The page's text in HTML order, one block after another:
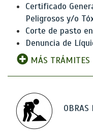
Certificado
Peligrosos y/o
Corte de pasto
Denuncia de
MÁS TRÁMITES
OBRAS